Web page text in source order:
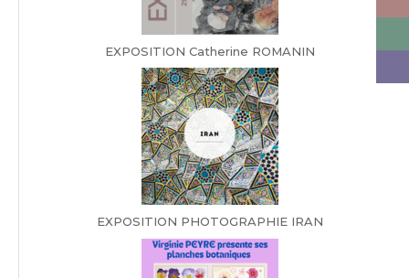
EXPOSITION Catherine ROMANIN
EXPOSITION PHOTOGRAPHIE IRAN